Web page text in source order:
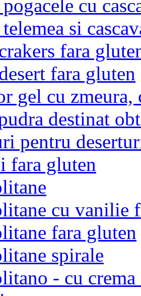
cu
si
fara
fara gluten
gel cu zmeura,
destinat
pentru
fara gluten
cu vanilie
fara gluten
spirale
- cu crema